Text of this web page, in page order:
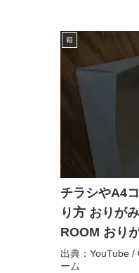
箱
チラシやA4
り方 おりが
ROOM おり
出典：YouTube
ーム